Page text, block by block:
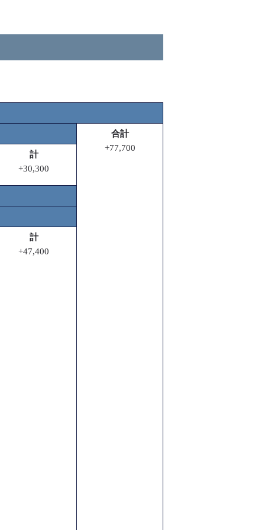
合計
+77,700
計
+30,300
計
+47,400